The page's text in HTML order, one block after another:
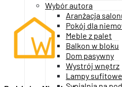
Wybór autora
Aranżacja
Pokój dla
Meble z palet
Balkon w bloku
Dom pasywny
Wystrój wnętrz
Lampy sufitowe